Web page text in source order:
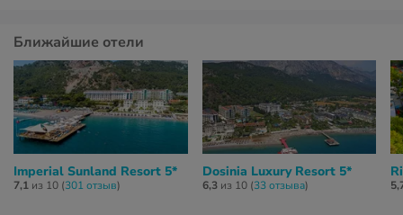
Ближайшие отели
Imperial Sunland Resort 5*
7,1 из 10 (301 отзыв)
Dosinia Luxury Resort 5*
6,3из 10 (33 отзывa)